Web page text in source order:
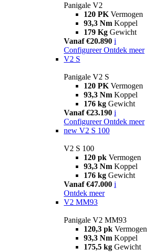
Panigale V2
120 PK Vermogen
93,3 Nm Koppel
179 Kg Gewicht
Vanaf €20.890 i
Configureer Ontdek meer
V2 S
Panigale V2 S
120 PK Vermogen
93,3 Nm Koppel
176 kg Gewicht
Vanaf €23.190 i
Configureer Ontdek meer
new V2 S 100
V2 S 100
120 pk Vermogen
93,3 Nm Koppel
176 kg Gewicht
Vanaf €47.000 i
Ontdek meer
V2 MM93
Panigale V2 MM93
120,3 pk Vermogen
93,3 Nm Koppel
175,5 kg Gewicht